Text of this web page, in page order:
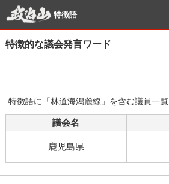
特徴語
特徴的な議会発言ワード
特徴語に「林道海潟麓線」を含む議員一覧
議会名
鹿児島県